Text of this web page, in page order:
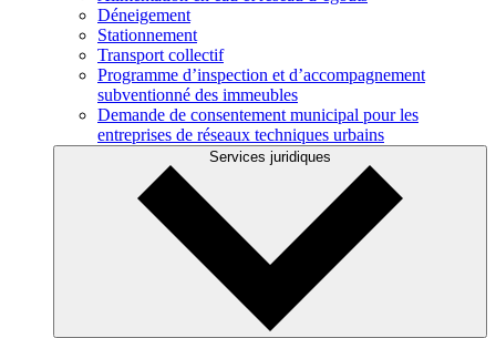
Déneigement
Stationnement
Transport collectif
Programme d’inspection et d’accompagnement
subventionné des immeubles
Demande de consentement municipal pour les
entreprises de réseaux techniques urbains
Services juridiques